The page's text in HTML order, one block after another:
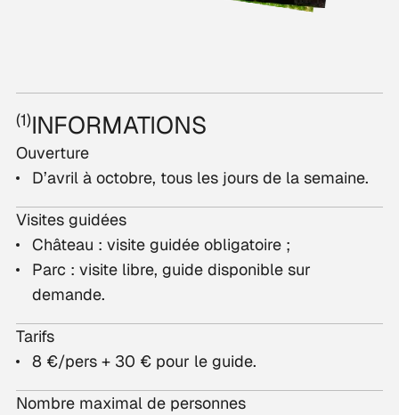
(1)INFORMATIONS
Ouverture
D’avril à octobre, tous les jours de la semaine.
Visites guidées
Château : visite guidée obligatoire ;
Parc : visite libre, guide disponible sur
demande.
Tarifs
8 €/pers + 30 € pour le guide.
Nombre maximal de personnes